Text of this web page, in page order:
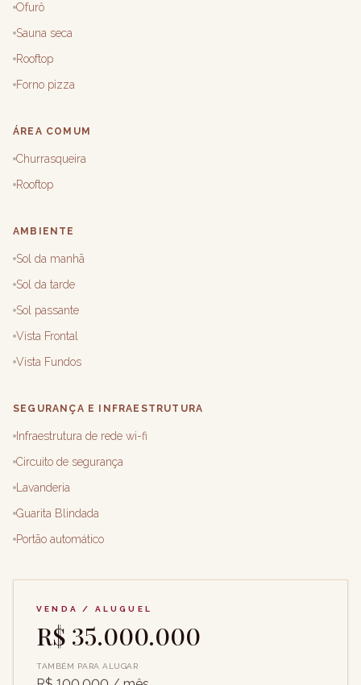
Ofurô
Sauna seca
Rooftop
Forno pizza
ÁREA COMUM
Churrasqueira
Rooftop
AMBIENTE
Sol da manhã
Sol da tarde
Sol passante
Vista Frontal
Vista Fundos
SEGURANÇA E INFRAESTRUTURA
Infraestrutura de rede wi-fi
Circuito de segurança
Lavanderia
Guarita Blindada
Portão automático
VENDA / ALUGUEL
R$ 35.000.000
TAMBÉM PARA ALUGAR